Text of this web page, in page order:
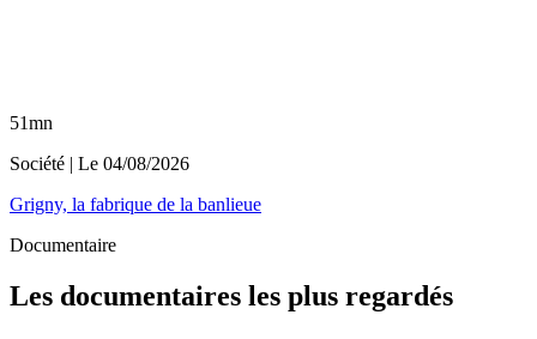
51mn
Société | Le 04/08/2026
Grigny, la fabrique de la banlieue
Documentaire
Les documentaires les plus regardés